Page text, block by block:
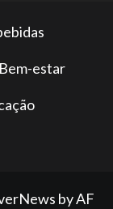
Bem-estar
by AF